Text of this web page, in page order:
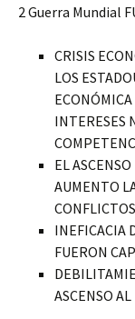
2 Guerra Mundial
CRISIS
LOS
INTERESES
EL
AUMENTO
INEFICACIA
FUERON
ASCENSO